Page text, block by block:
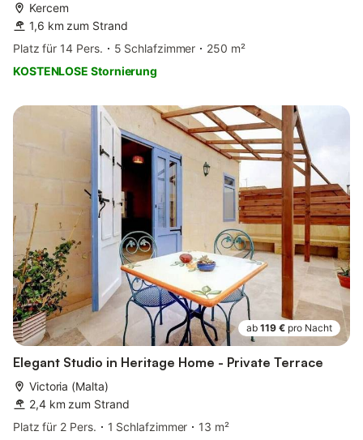
Kercem
1,6 km zum Strand
Platz für 14 Pers.
5 Schlafzimmer
250 m²
KOSTENLOSE Stornierung
ab 119 € pro Nacht
Elegant Studio in Heritage Home - Private Terrace
Victoria (Malta)
2,4 km zum Strand
Platz für 2 Pers.
1 Schlafzimmer 13 m²